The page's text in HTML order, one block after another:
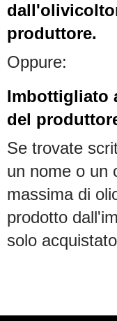
produttore.
Oppure:
Imbottigliato
del
Se trovate
un nome o un
massima di
prodotto
solo